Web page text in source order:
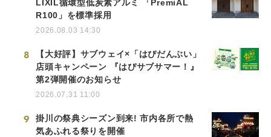
LIXIL循環型低炭素アルミ 「PremiAL
R100」を標準採用
2026.08.03 14:30
8
【大好評】サブウェイ×「はぴだんぶい」
店頭キャンペーン 『はぴサブサマー！』
第2弾開催のお知らせ
2026.07.31 11:00
9
掛川の祭典シーズン到来! 市内各所で熱
気あふれる祭りを開催